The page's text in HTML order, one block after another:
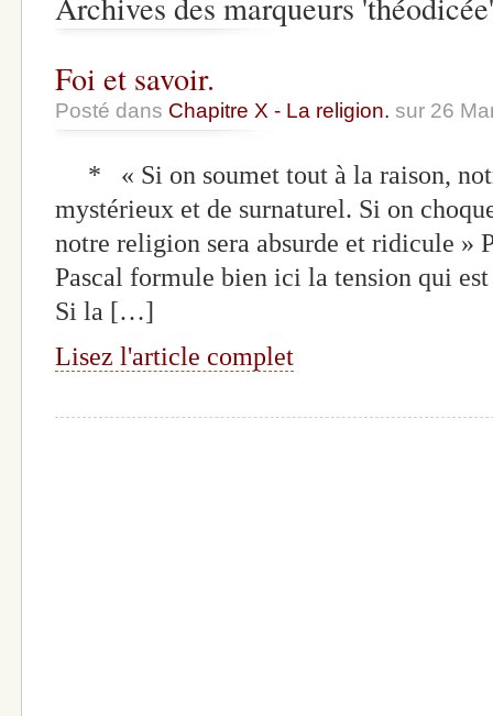
Foi et savoir.
Posté dans Chapitre X - La religion. sur 26
* « Si on soumet tout à la raison,
mystérieux et de surnaturel. Si on
notre religion sera absurde et ridicule »
Pascal formule bien ici la tension qui
Si la […]
Lisez l'article complet